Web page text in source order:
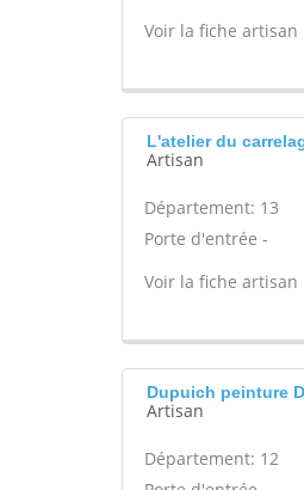
Voir la fiche artisan
L'atelier du
Artisan
Département: 13
Porte d'entrée -
Voir la fiche artisan
Dupuich peinture
Artisan
Département: 12